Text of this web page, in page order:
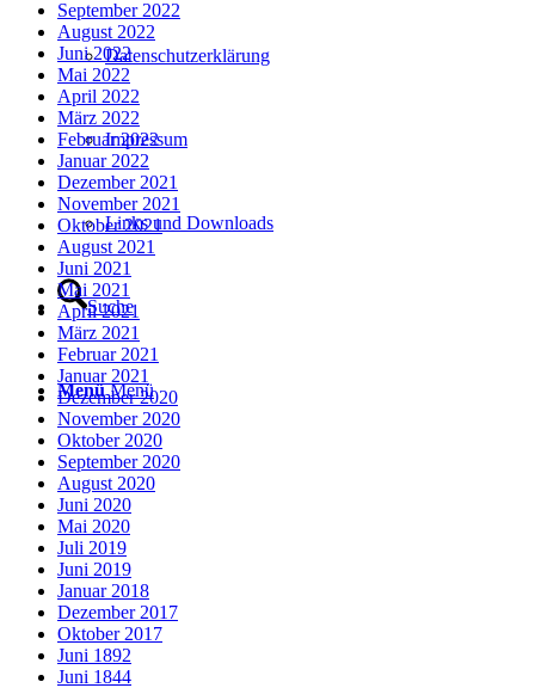
Datenschutzerklärung
Impressum
Links und Downloads
Suche
Menü Menü
September 2022
August 2022
Juni 2022
Mai 2022
April 2022
März 2022
Februar 2022
Januar 2022
Dezember 2021
November 2021
Oktober 2021
August 2021
Juni 2021
Mai 2021
April 2021
März 2021
Februar 2021
Januar 2021
Dezember 2020
November 2020
Oktober 2020
September 2020
August 2020
Juni 2020
Mai 2020
Juli 2019
Juni 2019
Januar 2018
Dezember 2017
Oktober 2017
Juni 1892
Juni 1844